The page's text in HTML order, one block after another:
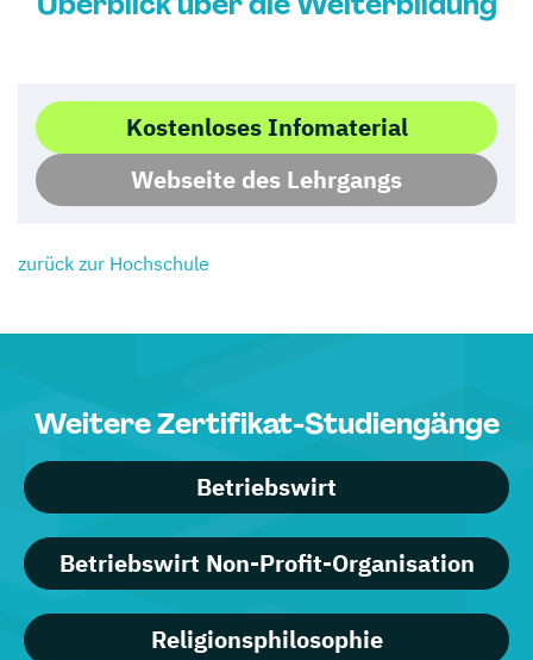
Kostenloses Infomaterial
Webseite des Lehrgangs
zurück zur Hochschule
Weitere Zertifikat-Studiengänge
Betriebswirt
Betriebswirt Non-Profit-Organisation
Religionsphilosophie